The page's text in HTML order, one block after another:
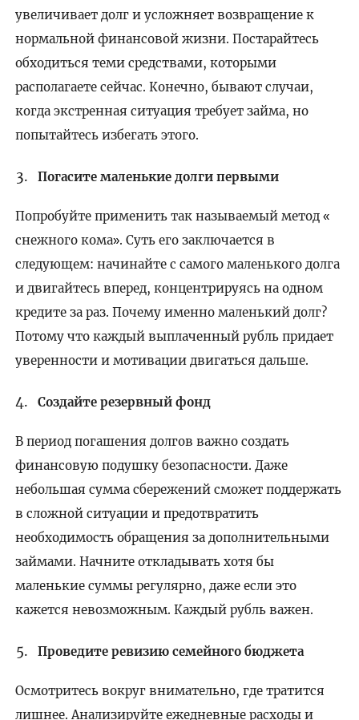
увеличивает долг и усложняет возвращение к
нормальной финансовой жизни. Постарайтесь
обходиться теми средствами, которыми
располагаете сейчас. Конечно, бывают случаи,
когда экстренная ситуация требует займа, но
попытайтесь избегать этого.
Погасите маленькие долги первыми
Попробуйте применить так называемый метод «
снежного кома». Суть его заключается в
следующем: начинайте с самого маленького долга
и двигайтесь вперед, концентрируясь на одном
кредите за раз. Почему именно маленький долг?
Потому что каждый выплаченный рубль придает
уверенности и мотивации двигаться дальше.
Создайте резервный фонд
В период погашения долгов важно создать
финансовую подушку безопасности. Даже
небольшая сумма сбережений сможет поддержать
в сложной ситуации и предотвратить
необходимость обращения за дополнительными
займами. Начните откладывать хотя бы
маленькие суммы регулярно, даже если это
кажется невозможным. Каждый рубль важен.
Проведите ревизию семейного бюджета
Осмотритесь вокруг внимательно, где тратится
лишнее. Анализируйте ежедневные расходы и